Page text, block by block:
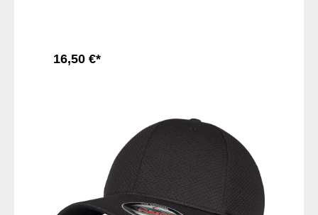
16,50 €*